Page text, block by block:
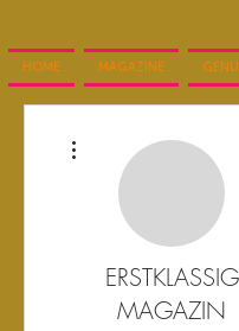
HOME MAGAZINE
ERSTKLASSIG
MAGAZIN